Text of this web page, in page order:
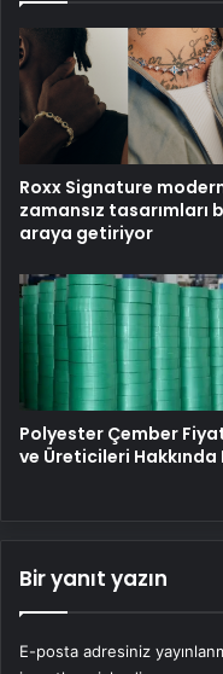
Roxx Signature
zamansız tasarımları
araya getiriyor
Polyester Çember
ve Üreticileri Hakkında
Bir yanıt yazın
E-posta adresiniz